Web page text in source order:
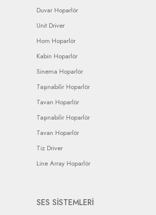
Duvar Hoparlör
Unit Driver
Horn Hoparlör
Kabin Hoparlör
Sinema Hoparlör
Taşınabilir Hoparlör
Tavan Hoparlör
Taşınabilir Hoparlör
Tavan Hoparlör
Tiz Driver
Line Array Hoparlör
SES SİSTEMLERİ